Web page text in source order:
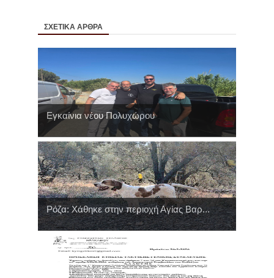
ΣΧΕΤΙΚΑ ΑΡΘΡΑ
Εγκαίνια νέου Πολυχώρου
Ρόζα: Χάθηκε στην περιοχή Αγίας Βαρ...